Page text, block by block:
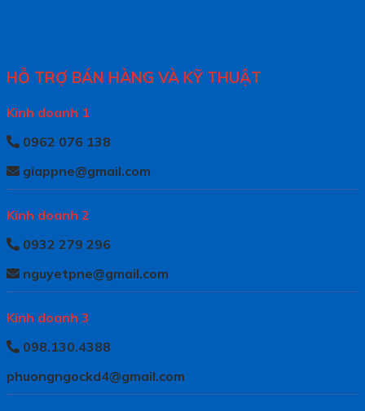
HỖ TRỢ BÁN HÀNG VÀ KỸ THUẬT
Kinh doanh 1
0962 076 138
giappne@gmail.com
Kinh doanh 2
0932 279 296
nguyetpne@gmail.com
Kinh doanh 3
098.130.4388
phuongngockd4@gmail.com